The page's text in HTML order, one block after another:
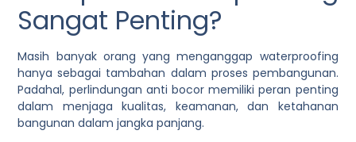
Sangat Penting?
Masih banyak orang yang menganggap waterproofing
hanya sebagai tambahan dalam proses pembangunan.
Padahal, perlindungan anti bocor memiliki peran penting
dalam menjaga kualitas, keamanan, dan ketahanan
bangunan dalam jangka panjang.